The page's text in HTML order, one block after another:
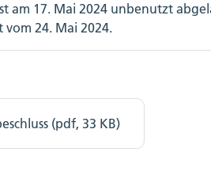
am 17. Mai 2024 unbenutzt
24. Mai 2024.
(pdf, 33 KB)